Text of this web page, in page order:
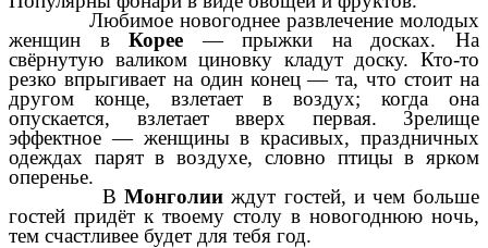
Любимое новогоднее развлечение молодых
женщин вКорее— прыжки на досках. На
свёрнутую валиком циновку кладут доску. Кто-то
резко впрыгивает на один конец — та, что стоит на
другом конце, взлетает в воздух; когда она
опускается, взлетает вверх первая. Зрелище
эффектное — женщины в красивых, праздничных
одеждах парят в воздухе, словно птицы в ярком
оперенье.
ВМонголии ждут гостей, и чем больше
гостей придёт к твоему столу в новогоднюю ночь,
тем счастливее будет для тебя год.